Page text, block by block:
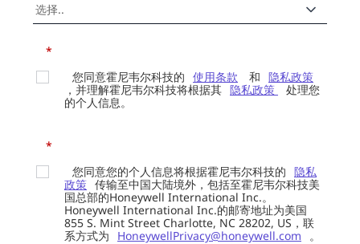
*
您同意霍尼韦尔科技的 使用条款 和 隐私政策
，并理解霍尼韦尔科技将根据其 隐私政策
处理您
的个人信息。
*
您同意您的个人信息将根据霍尼韦尔科技的 隐私
政策 传输至中国大陆境外，包括至霍尼韦尔科技美
国总部的Honeywell International Inc.。
Honeywell International Inc.的邮寄地址为美国
855 S. Mint Street Charlotte, NC 28202, US，联
系方式为
HoneywellPrivacy@honeywell.com
。